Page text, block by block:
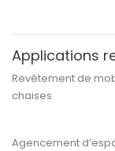
Applications
Revêtement de
chaises
Agencement